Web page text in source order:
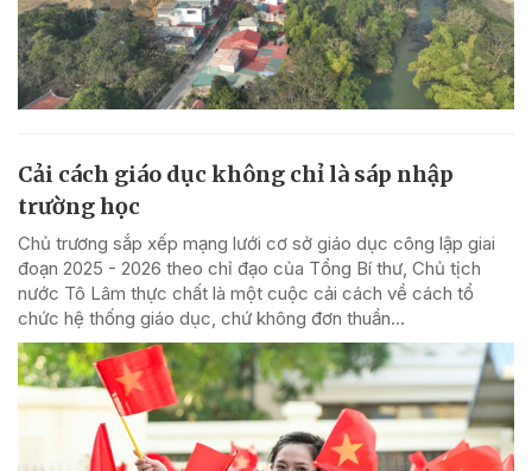
Cải cách giáo dục không chỉ là sáp nhập
trường học
Chủ trương sắp xếp mạng lưới cơ sở giáo dục công lập giai
đoạn 2025 - 2026 theo chỉ đạo của Tổng Bí thư, Chủ tịch
nước Tô Lâm thực chất là một cuộc cải cách về cách tổ
chức hệ thống giáo dục, chứ không đơn thuần...